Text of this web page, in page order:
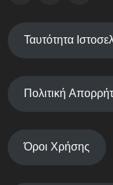
Ταυτότητα
Πολιτική
Όροι Χρήσης